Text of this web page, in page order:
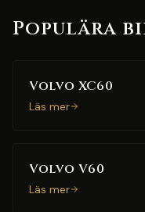
Populära
Volvo XC60
Läs mer
Volvo V60
Läs mer